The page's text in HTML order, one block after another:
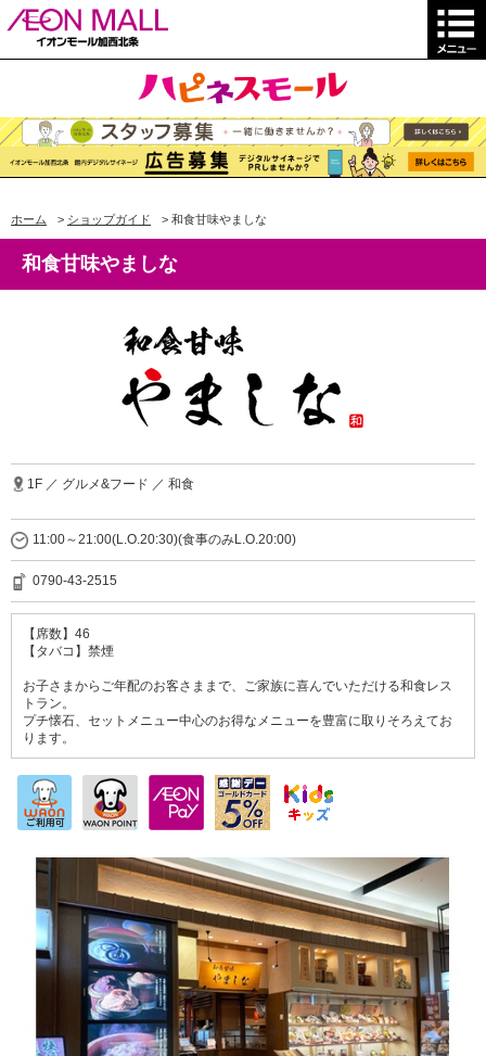
ホーム > ショップガイド > 和食甘味やましな
和食甘味やましな
1F ／ グルメ&フード ／ 和食
11:00～21:00(L.O.20:30)(食事のみL.O.20:00)
0790-43-2515
【席数】46
【タバコ】禁煙
お子さまからご年配のお客さままで、ご家族に喜んでいただける和食レス
トラン。
プチ懐石、セットメニュー中心のお得なメニューを豊富に取りそろえてお
ります。